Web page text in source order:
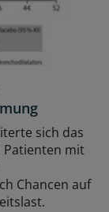
sich das
mit
Chancen auf